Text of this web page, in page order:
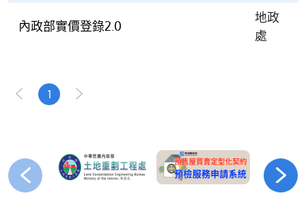
內政部實價登錄2.0
地政
處
1